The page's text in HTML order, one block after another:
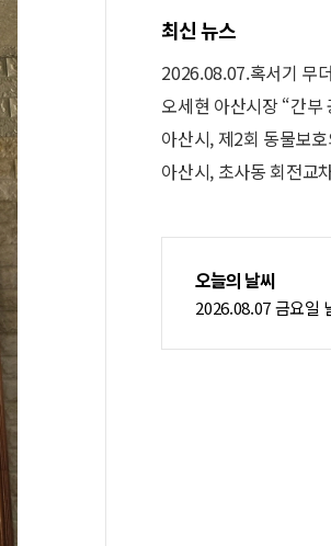
최신 뉴스
아산시, 제2회 동물보
오늘의 날씨
2026.08.07 금요일